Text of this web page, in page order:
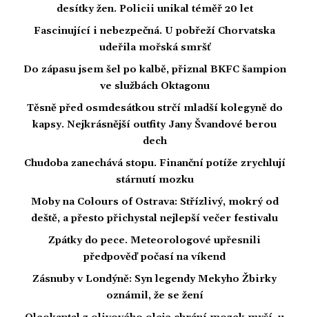
desítky žen. Policii unikal téměř 20 let
Fascinující i nebezpečná. U pobřeží Chorvatska
udeřila mořská smršť
Do zápasu jsem šel po kalbě, přiznal BKFC šampion
ve službách Oktagonu
Těsně před osmdesátkou strčí mladší kolegyně do
kapsy. Nejkrásnější outfity Jany Švandové berou
dech
Chudoba zanechává stopu. Finanční potíže zrychlují
stárnutí mozku
Moby na Colours of Ostrava: Střízlivý, mokrý od
deště, a přesto přichystal nejlepší večer festivalu
Zpátky do pece. Meteorologové upřesnili
předpověď počasí na víkend
Zásnuby v Londýně: Syn legendy Mekyho Žbirky
oznámil, že se žení